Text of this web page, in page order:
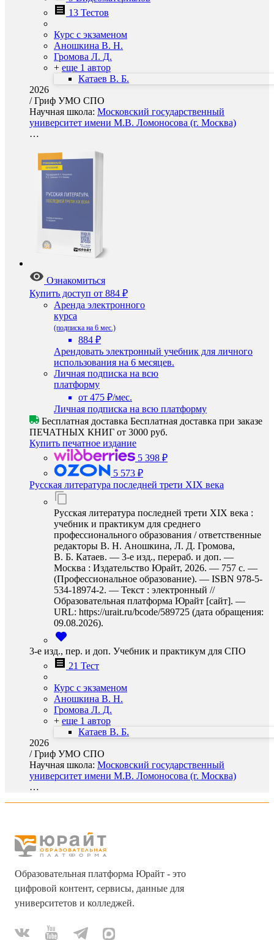
13 Тестов
Курс с экзаменом
Аношкина В. Н.
Громова Л. Д.
+ еще 1 автор
Катаев В. Б.
2026
/Гриф УМО СПО
Научная школа: Московский государственный
университет имени М.В. Ломоносова (г. Москва)
…
Ознакомиться
Купить доступ от 884 ₽
Аренда электронного
курса
(подписка на 6 мес.)
884 ₽
Арендовать электронный учебник для личного
использования на 6 месяцев.
Личная подписка на всю
платформу
от 475 ₽/мес.
Личная подписка на всю платформу
Бесплатная доставка Бесплатная доставка при заказе
ПЕЧАТНЫХ КНИГ от 3000 руб.
Купить печатное издание
5 398 ₽
5 573 ₽
Русская литература последней трети XIX века
Русская литература последней трети XIX века :
учебник и практикум для среднего
профессионального образования / ответственные
редакторы В. Н. Аношкина, Л. Д. Громова,
В. Б. Катаев. — 3-е изд., перераб. и доп. —
Москва : Издательство Юрайт, 2026. — 757 с. —
(Профессиональное образование). — ISBN 978-5-
534-18974-2. — Текст : электронный //
Образовательная платформа Юрайт [сайт]. —
URL: https://urait.ru/bcode/589725 (дата обращения:
09.08.2026).
3-е изд., пер. и доп. Учебник и практикум для СПО
21 Тест
Курс с экзаменом
Аношкина В. Н.
Громова Л. Д.
+ еще 1 автор
Катаев В. Б.
2026
/Гриф УМО СПО
Научная школа: Московский государственный
университет имени М.В. Ломоносова (г. Москва)
…
Образовательная платформа Юрайт - это
цифровой контент, сервисы, данные для
университетов и колледжей.